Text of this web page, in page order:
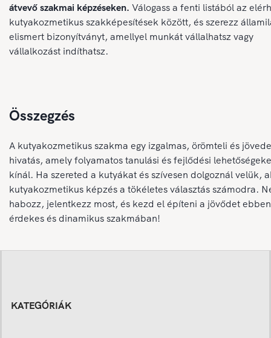
átvevő szakmai képzéseken. Válogass a fenti listából az
kutyakozmetikus szakképesítések között, és szerezz
elismert bizonyítványt, amellyel munkát vállalhatsz vagy
vállalkozást indíthatsz.
Összegzés
A kutyakozmetikus szakma egy izgalmas, örömteli és
hivatás, amely folyamatos tanulási és fejlődési
kínál. Ha szereted a kutyákat és szívesen dolgoznál velük,
kutyakozmetikus képzés a tökéletes választás számodra.
habozz, jelentkezz most, és kezd el építeni a jövődet
érdekes és dinamikus szakmában!
KATEGÓRIÁK